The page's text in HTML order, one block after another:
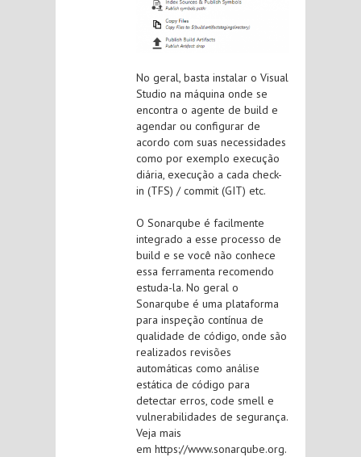
No geral, basta instalar o Visual
Studio na máquina onde se
encontra o agente de build e
agendar ou configurar de
acordo com suas necessidades
como por exemplo execução
diária, execução a cada check-
in (TFS) / commit (GIT) etc.
O Sonarqube é facilmente
integrado a esse processo de
build e se você não conhece
essa ferramenta recomendo
estuda-la. No geral o
Sonarqube é uma plataforma
para inspeção contínua de
qualidade de código, onde são
realizados revisões
automáticas como análise
estática de código para
detectar erros, code smell e
vulnerabilidades de segurança.
Veja mais
em https://www.sonarqube.org.